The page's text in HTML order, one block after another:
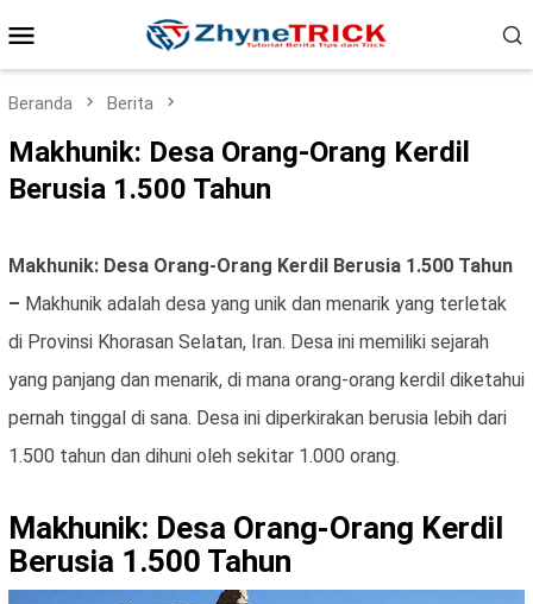
ke
Mobile
Beranda Berita
Makhunik: Desa Orang-Orang Kerdil
Berusia 1.500 Tahun
Makhunik: Desa Orang-Orang Kerdil Berusia 1.500 Tahun
– Makhunik adalah desa yang unik dan menarik yang terletak
di Provinsi Khorasan Selatan, Iran. Desa ini memiliki sejarah
yang panjang dan menarik, di mana orang-orang kerdil diketahui
pernah tinggal di sana. Desa ini diperkirakan berusia lebih dari
1.500 tahun dan dihuni oleh sekitar 1.000 orang.
Makhunik: Desa Orang-Orang Kerdil
Berusia 1.500 Tahun